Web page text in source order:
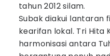
tahun 2012 silam.
Subak diakui lantaran
kearifan lokal. Tri Hita
harmonisasi antara